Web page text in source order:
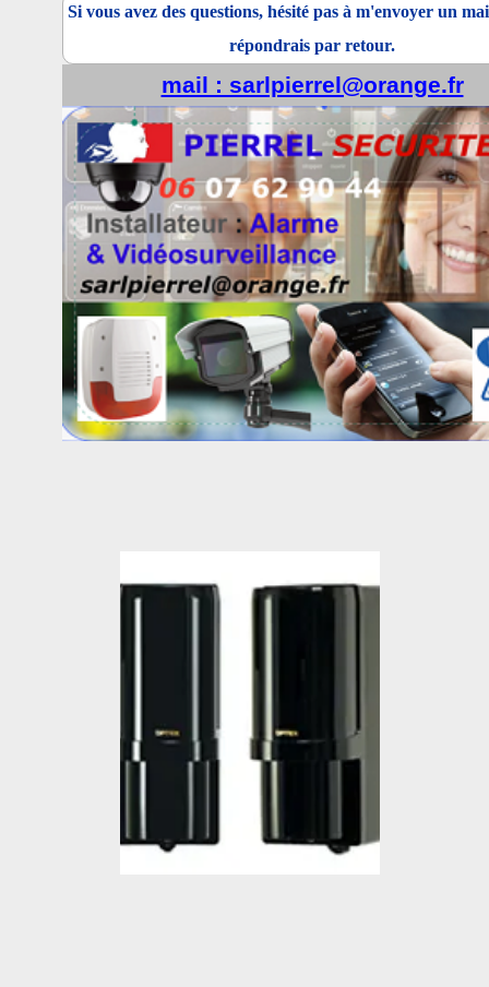
Si vous avez des questions, hésité pas à m'envoyer un
répondrais par retour.
mail : sarlpierrel@orange.fr